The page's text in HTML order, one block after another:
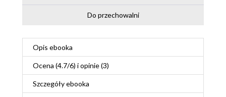
Do przechowalni
Opis ebooka
Ocena (4.7/6) i opinie (3)
Szczegółyebooka